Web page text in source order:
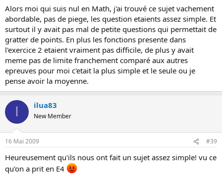
Alors moi qui suis nul en Math, j'ai trouvé ce sujet vachement
abordable, pas de piege, les question etaients assez simple. Et
surtout il y avait pas mal de petite questions qui permettait de
gratter de points. En plus les fonctions presente dans
l'exercice 2 etaient vraiment pas difficile, de plus y avait
meme pas de limite franchement comparé aux autres
epreuves pour moi c'etait la plus simple et le seule ou je
pense avoir la moyenne.
I ilua83
New Member
16 Mai 2009 #39
Heureusement qu'ils nous ont fait un sujet assez simple! vu ce
qu'on a prit en E4